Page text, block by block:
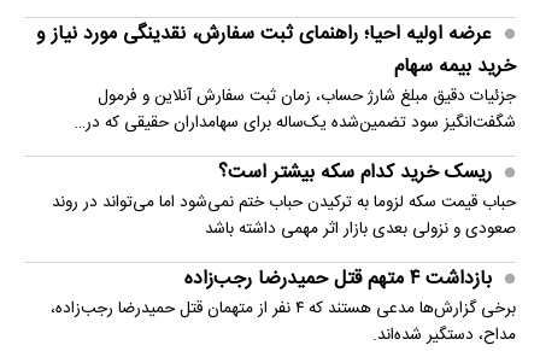
عرضه اولیه احیا؛ راهنمای ثبت سفارش، نقدینگی مورد نیاز و
خرید بیمه سهام
جزئیات دقیق مبلغ شارژ حساب، زمان ثبت سفارش آنلاین و فرمول
شگفت‌انگیز سود تضمین‌شده یک‌ساله برای سهامداران حقیقی که در…
ریسک خرید کدام سکه بیشتر است؟
حباب قیمت سکه لزوما به ترکیدن حباب ختم نمی‌شود اما می‌تواند در روند
صعودی و نزولی بعدی بازار اثر مهمی داشته باشد
بازداشت ۴ متهم قتل حمیدرضا رجب‌زاده
برخی گزارش‌ها مدعی هستند که ۴ نفر از متهمان قتل حمیدرضا رجب‌زاده،
مداح، دستگیر شده‌اند.